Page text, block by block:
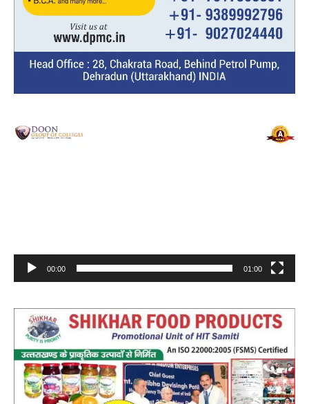
Video
Player
00:00 01:00